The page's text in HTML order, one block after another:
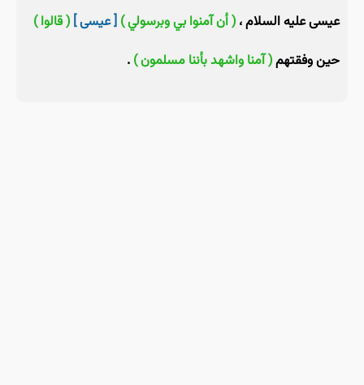
عيسى عليه السلام ، ( أن آمنوا بي وبرسولي ) [ عيسى ] ( قالوا )
حين وفقتهم( آمنا واشهد بأننا مسلمون ) .